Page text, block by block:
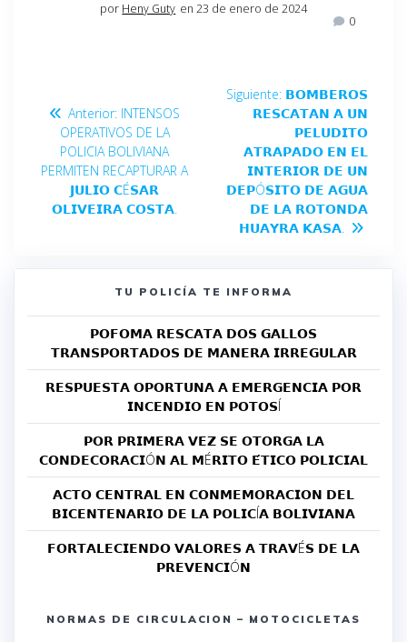
por Heny Guty en 23 de enero de 2024
0
Anterior: INTENSOS
OPERATIVOS DE LA
POLICIA BOLIVIANA
PERMITEN RECAPTURAR A
𝗝𝗨𝗟𝗜𝗢 𝗖É𝗦𝗔𝗥
𝗢𝗟𝗜𝗩𝗘𝗜𝗥𝗔 𝗖𝗢𝗦𝗧𝗔.
Siguiente: 𝗕𝗢𝗠𝗕𝗘𝗥𝗢𝗦
𝗥𝗘𝗦𝗖𝗔𝗧𝗔𝗡 𝗔 𝗨𝗡
𝗣𝗘𝗟𝗨𝗗𝗜𝗧𝗢
𝗔𝗧𝗥𝗔𝗣𝗔𝗗𝗢 𝗘𝗡 𝗘𝗟
𝗜𝗡𝗧𝗘𝗥𝗜𝗢𝗥 𝗗𝗘 𝗨𝗡
𝗗𝗘𝗣Ó𝗦𝗜𝗧𝗢 𝗗𝗘 𝗔𝗚𝗨𝗔
𝗗𝗘 𝗟𝗔 𝗥𝗢𝗧𝗢𝗡𝗗𝗔
𝗛𝗨𝗔𝗬𝗥𝗔 𝗞𝗔𝗦𝗔.
TU POLICÍA TE INFORMA
𝗣𝗢𝗙𝗢𝗠𝗔 𝗥𝗘𝗦𝗖𝗔𝗧𝗔 𝗗𝗢𝗦 𝗚𝗔𝗟𝗟𝗢𝗦
𝗧𝗥𝗔𝗡𝗦𝗣𝗢𝗥𝗧𝗔𝗗𝗢𝗦 𝗗𝗘 𝗠𝗔𝗡𝗘𝗥𝗔 𝗜𝗥𝗥𝗘𝗚𝗨𝗟𝗔𝗥
𝗥𝗘𝗦𝗣𝗨𝗘𝗦𝗧𝗔 𝗢𝗣𝗢𝗥𝗧𝗨𝗡𝗔 𝗔 𝗘𝗠𝗘𝗥𝗚𝗘𝗡𝗖𝗜𝗔 𝗣𝗢𝗥
𝗜𝗡𝗖𝗘𝗡𝗗𝗜𝗢 𝗘𝗡 𝗣𝗢𝗧𝗢𝗦Í
𝗣𝗢𝗥 𝗣𝗥𝗜𝗠𝗘𝗥𝗔 𝗩𝗘𝗭 𝗦𝗘 𝗢𝗧𝗢𝗥𝗚𝗔 𝗟𝗔
𝗖𝗢𝗡𝗗𝗘𝗖𝗢𝗥𝗔𝗖𝗜Ó𝗡 𝗔𝗟 𝗠É𝗥𝗜𝗧𝗢 𝗘́𝗧𝗜𝗖𝗢 𝗣𝗢𝗟𝗜𝗖𝗜𝗔𝗟
𝗔𝗖𝗧𝗢 𝗖𝗘𝗡𝗧𝗥𝗔𝗟 𝗘𝗡 𝗖𝗢𝗡𝗠𝗘𝗠𝗢𝗥𝗔𝗖𝗜𝗢𝗡 𝗗𝗘𝗟
𝗕𝗜𝗖𝗘𝗡𝗧𝗘𝗡𝗔𝗥𝗜𝗢 𝗗𝗘 𝗟𝗔 𝗣𝗢𝗟𝗜𝗖Í𝗔 𝗕𝗢𝗟𝗜𝗩𝗜𝗔𝗡𝗔
𝗙𝗢𝗥𝗧𝗔𝗟𝗘𝗖𝗜𝗘𝗡𝗗𝗢 𝗩𝗔𝗟𝗢𝗥𝗘𝗦 𝗔 𝗧𝗥𝗔𝗩É𝗦 𝗗𝗘 𝗟𝗔
𝗣𝗥𝗘𝗩𝗘𝗡𝗖𝗜Ó𝗡
NORMAS DE CIRCULACION – MOTOCICLETAS